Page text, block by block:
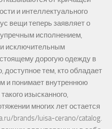
и интеллектуального
вещи теперь заявляет о
исполнением,
и исключительным
дорогую одежду в
тем, кто обладает
и понимает внутреннюю
изысканного,
многих лет остается
brands/luisa-cerano/catalog.